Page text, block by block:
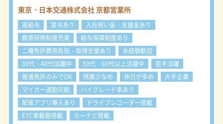
全予防装置設置済み）です。現在は5
年に一度新車に代替しています。 ま
た、日本で初めてドライブレコーダー
を開発した会社です。 当然、前方・
車内共にドライブレコーダー設置済み
で、カーナビ・バックモニターも全車
装着済みです。 もちろん、コロナ対
策もしております！全車大型L字防犯
ガラスにオゾン発生器のニューノーマ
ルタクシーです。 【教育制度】 未経
験者でも安心して働けるように、ドラ
イバーに必要な研修をご用意しており
東京・日本交通株式会社 京都営業所
高給与 賞与あり
入社祝い金・支援金あり
教育研修制度充実
給与保障制度あり
二種免許費用負担・取得支援あり
未経験歓迎
30代・40代活躍中
50代・60代以上活躍中
若手活躍
普通免許のみでOK
残業少なめ 休日が多め
大手企業
マイカー通勤可能
ハイグレード車あり
配車アプリ導入あり
ドライブレコーダー搭載
ETC車載器搭載
カーナビ搭載